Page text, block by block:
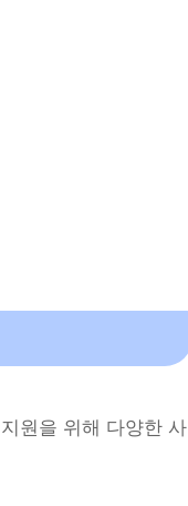
원을 위해 다양한 사